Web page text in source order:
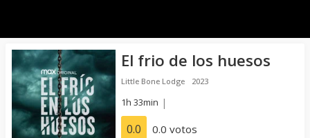
El frio de los huesos
Little Bone Lodge 2023
1h 33min |
0.0 0.0 votos